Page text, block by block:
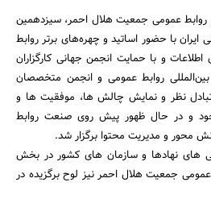
روابط عمومی جمعیت هلال احمر، سیزدهمین
ایران با حضور اساتید و چهره‌های برتر روابط
اطلاعات و با حمایت انجمن جهانی کارگزاران
روابط عمومی و انجمن متخصصان
نظر و نمایش چالش ها، موفقیت ها و
و در حال ظهور پیش روی صنعت روابط
محور و مدیریت محتوا برگزار ‌شد.
های نهادها و سازمان های کشور در بخش
جمعیت هلال احمر نیز لوح برگزیده در